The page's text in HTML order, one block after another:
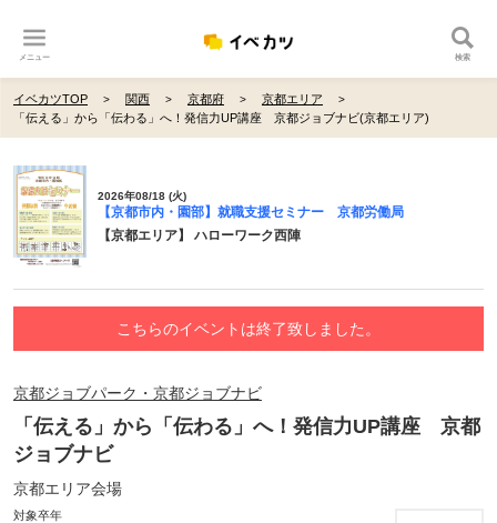
メニュー 検索
イベカツTOP 関西 京都府
京都エリア
「伝える」から「伝わる」へ！発信力UP講座 京都ジョブナビ(京都エリア)
2026年08/18 (火)
【京都市内・園部】就職支援セミナー 京都労働局
【京都エリア】 ハローワーク西陣
こちらのイベントは終了致しました。
京都ジョブパーク・京都ジョブナビ
「伝える」から「伝わる」へ！発信力UP講座 京都
ジョブナビ
京都エリア会場
対象卒年